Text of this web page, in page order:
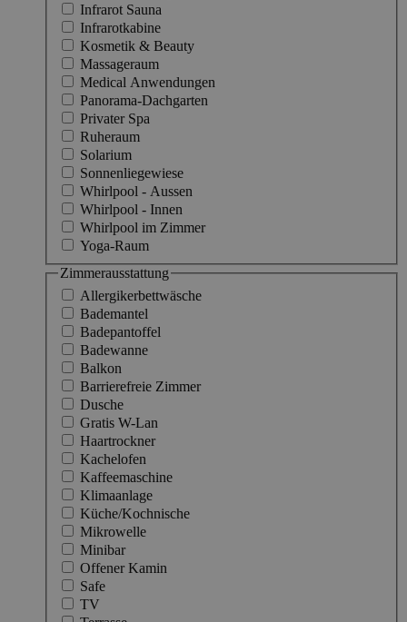
Infrarot Sauna
Infrarotkabine
Kosmetik & Beauty
Massageraum
Medical Anwendungen
Panorama-Dachgarten
Privater Spa
Ruheraum
Solarium
Sonnenliegewiese
Whirlpool - Aussen
Whirlpool - Innen
Whirlpool im Zimmer
Yoga-Raum
Zimmerausstattung
Allergikerbettwäsche
Bademantel
Badepantoffel
Badewanne
Balkon
Barrierefreie Zimmer
Dusche
Gratis W-Lan
Haartrockner
Kachelofen
Kaffeemaschine
Klimaanlage
Küche/Kochnische
Mikrowelle
Minibar
Offener Kamin
Safe
TV